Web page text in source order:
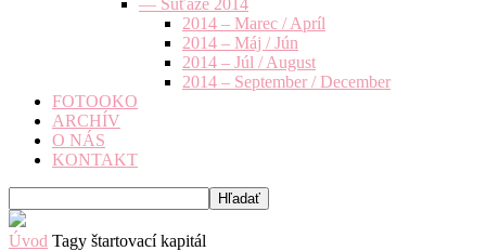
2014 – Marec / Apríl
2014 – Máj / Jún
2014 – Júl / August
2014 – September / December
FOTOOKO
ARCHÍV
O NÁS
KONTAKT
Úvod Tagy štartovací kapitál